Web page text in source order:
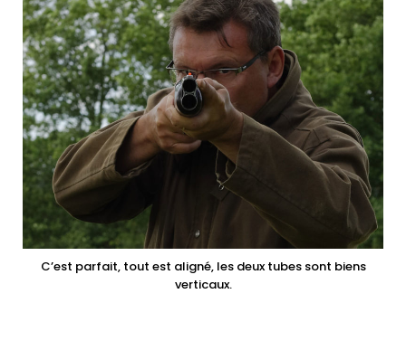
C’est parfait, tout est aligné, les deux tubes sont biens
verticaux.